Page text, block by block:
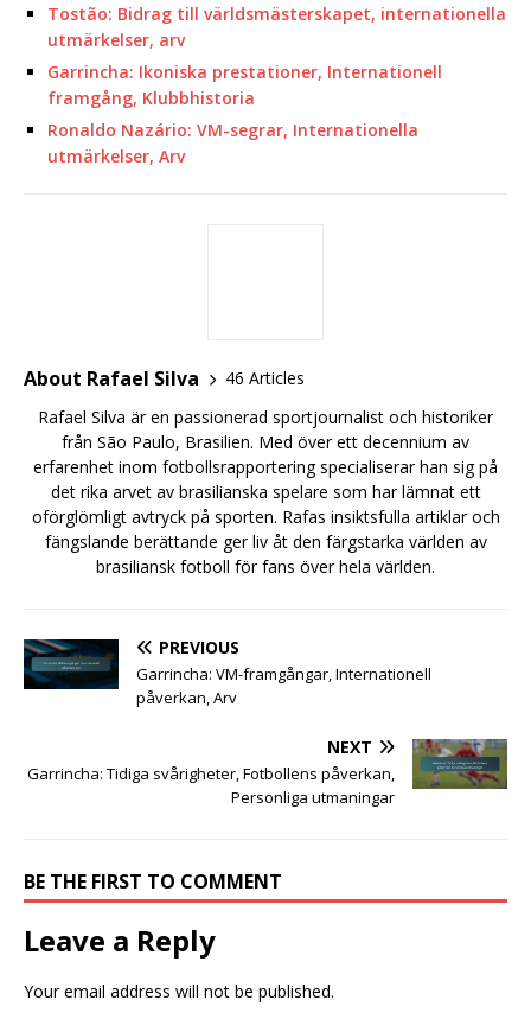
Tostão: Bidrag till världsmästerskapet, internationella
utmärkelser, arv
Garrincha: Ikoniska prestationer, Internationell
framgång, Klubbhistoria
Ronaldo Nazário: VM-segrar, Internationella
utmärkelser, Arv
About Rafael Silva
46 Articles
Rafael Silva är en passionerad sportjournalist och historiker
från São Paulo, Brasilien. Med över ett decennium av
erfarenhet inom fotbollsrapportering specialiserar han sig på
det rika arvet av brasilianska spelare som har lämnat ett
oförglömligt avtryck på sporten. Rafas insiktsfulla artiklar och
fängslande berättande ger liv åt den färgstarka världen av
brasiliansk fotboll för fans över hela världen.
PREVIOUS
Garrincha: VM-framgångar, Internationell
påverkan, Arv
NEXT
Garrincha: Tidiga svårigheter, Fotbollens påverkan,
Personliga utmaningar
BE THE FIRST TO COMMENT
Leave a Reply
Your email address will not be published.